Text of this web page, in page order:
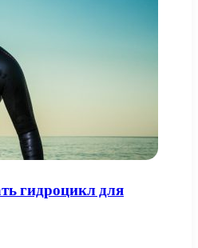
гидроцикл для